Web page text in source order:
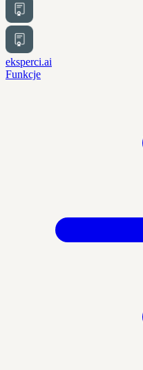
eksperci.ai
Funkcje